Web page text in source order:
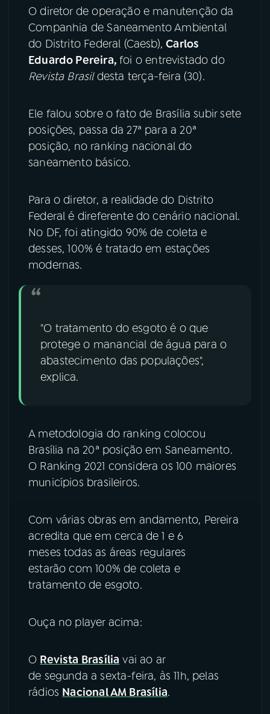
08FESTIVAL DE MÚSICA
ACOMPANHE A RÁDIO NACIONAL
Instagram X
TikTok
O diretor de operação e manutenção da
Companhia de Saneamento Ambiental
do Distrito Federal (Caesb),Carlos
Eduardo Pereira,foi o entrevistado do
Revista Brasildesta terça-feira (30).
Ele falou sobre o fato de Brasília subir sete
posições, passa da 27ª para a 20ª
posição, no ranking nacional do
saneamento básico.
Para o diretor, a realidade do Distrito
Federal é direferente do cenário nacional.
No DF, foi atingido 90% de coleta e
desses, 100% é tratado em estações
modernas.
"O tratamento do esgoto é o que
protege o manancial de água para o
abastecimento das populações",
explica.
A metodologia do ranking colocou
Brasília na 20ª posição em Saneamento.
O Ranking 2021 considera os 100 maiores
municípios brasileiros.
Com várias obras em andamento, Pereira
acredita que em cerca de 1 e 6
meses todas as áreas regulares
estarão com 100% de coleta e
tratamento de esgoto.
Ouça no player acima:
O Revista Brasília vai ao ar
de segunda a sexta-feira, às 11h, pelas
rádios Nacional AM Brasília.